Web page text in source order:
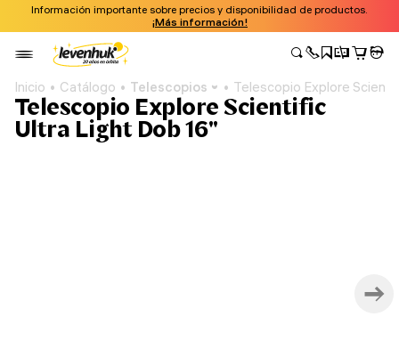
Información importante sobre precios y disponibilidad de productos.
¡Más información!
Inicio Catálogo Telescopios Telescopio Explore
Telescopio Explore Scientific
Ultra Light Dob 16"